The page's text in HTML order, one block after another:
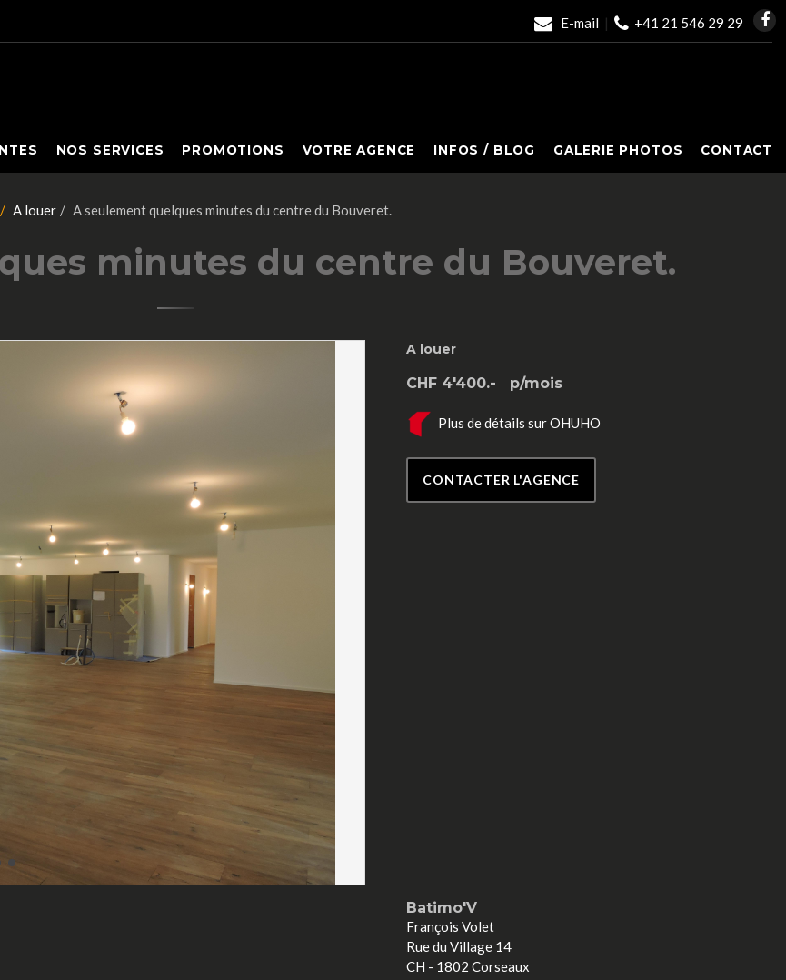
E-mail | +41 21 546 29 29
NOS SERVICES PROMOTIONS VOTRE AGENCE INFOS / BLOG GALERIE PHOTOS CONTACT
A louer A seulement quelques minutes du centre du Bouveret.
minutes du centre du Bouveret.
A louer
CHF 4'400.- p/mois
Plus de détails sur OHUHO
CONTACTER L'AGENCE
Batimo'V
François Volet
Rue du Village 14
CH - 1802 Corseaux